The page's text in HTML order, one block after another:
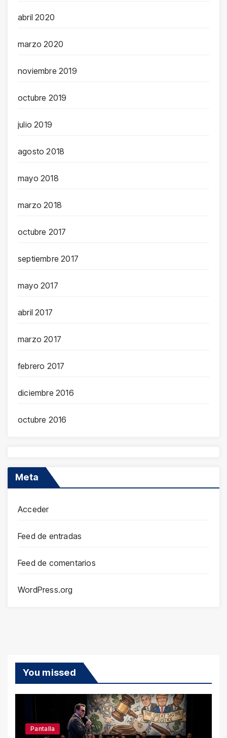
abril 2020
marzo 2020
noviembre 2019
octubre 2019
julio 2019
agosto 2018
mayo 2018
marzo 2018
octubre 2017
septiembre 2017
mayo 2017
abril 2017
marzo 2017
febrero 2017
diciembre 2016
octubre 2016
Meta
Acceder
Feed de entradas
Feed de comentarios
WordPress.org
You missed
Pantalla